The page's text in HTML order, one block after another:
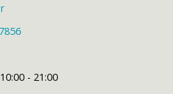
- 21:00